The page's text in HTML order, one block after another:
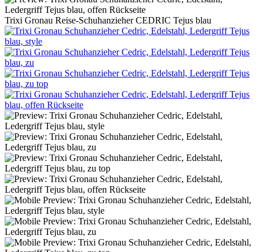
Trixi Gronau Reise-Schuhanzieher CEDRIC Tejus blau